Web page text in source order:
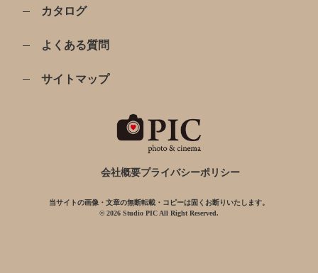
カタログ
よくある質問
サイトマップ
会社概要プライバシーポリシー
当サイトの画像・文章の無断転載・コピーは固くお断りいたします。
© 2026 Studio PIC All Right Reserved.